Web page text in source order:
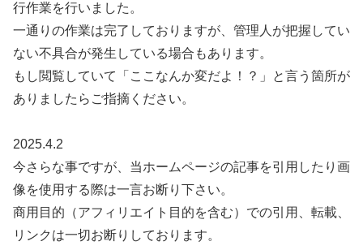
行作業を行いました。
一通りの作業は完了しておりますが、管理人が把握してい
ない不具合が発生している場合もあります。
もし閲覧していて「ここなんか変だよ！？」と言う箇所が
ありましたらご指摘ください。
2025.4.2
今さらな事ですが、当ホームページの記事を引用したり画
像を使用する際は一言お断り下さい。
商用目的（アフィリエイト目的を含む）での引用、転載、
リンクは一切お断りしております。